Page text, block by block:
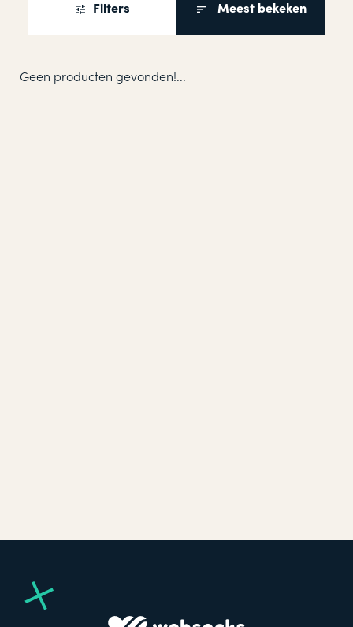
Filters Meest bekeken
Geen producten gevonden!...